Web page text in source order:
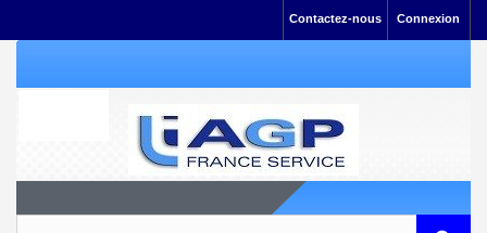
Connexion
Contactez-nous